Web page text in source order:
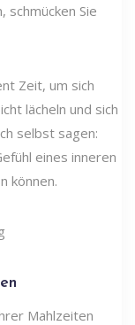
Sie
Zeit, um sich
lächeln und sich
selbst sagen:
eines inneren
können.
Mahlzeiten